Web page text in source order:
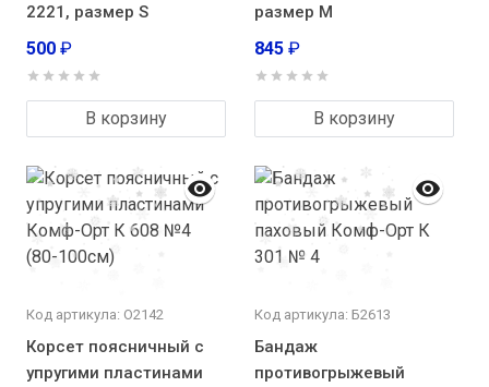
2221, размер S
500 ₽
В корзину
размер М
845 ₽
В корзину
Код артикула: О2142
Корсет поясничный с
упругими пластинами
Код артикула: Б2613
Бандаж
противогрыжевый